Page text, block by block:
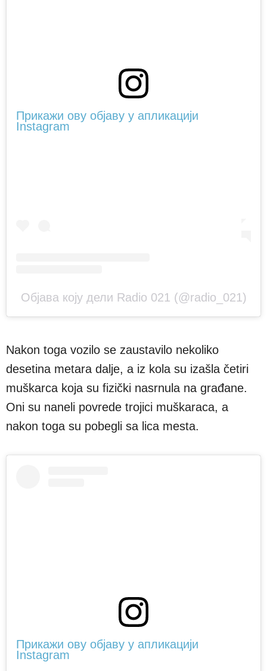
Прикажи ову објаву у апликацији
Instagram
Објава коју дели Radio 021 (@radio_021)
Nakon toga vozilo se zaustavilo nekoliko
desetina metara dalje, a iz kola su izašla četiri
muškarca koja su fizički nasrnula na građane.
Oni su naneli povrede trojici muškaraca, a
nakon toga su pobegli sa lica mesta.
Прикажи ову објаву у апликацији
Instagram